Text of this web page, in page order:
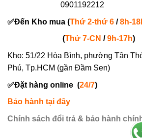
0901192212
✅Đến Kho mua (Thứ 2-thứ 6 /8h-
(Thứ 7-CN /9h-17h)
Kho: 51/22 Hòa Bình, phường Tân
Phú, Tp.HCM (gần Đầm Sen)
✅Đặt hàng online (24/7)
Bảo hành tại đây
Chính sách đổi trả & bảo hành